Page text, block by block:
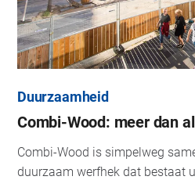
Duurzaamheid
Combi-Wood: meer dan
Combi-Wood is simpelweg
duurzaam werfhek dat bestaat